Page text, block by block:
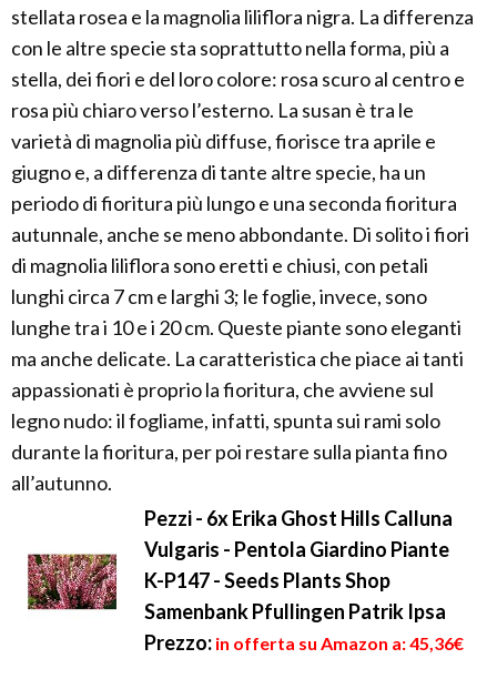
stellata rosea e la magnolia liliflora nigra. La differenza
con le altre specie sta soprattutto nella forma, più a
stella, dei fiori e del loro colore: rosa scuro al centro e
rosa più chiaro verso l’esterno. La susan è tra le
varietà di magnolia più diffuse, fiorisce tra aprile e
giugno e, a differenza di tante altre specie, ha un
periodo di fioritura più lungo e una seconda fioritura
autunnale, anche se meno abbondante. Di solito i fiori
di magnolia liliflora sono eretti e chiusi, con petali
lunghi circa 7 cm e larghi 3; le foglie, invece, sono
lunghe tra i 10 e i 20 cm. Queste piante sono eleganti
ma anche delicate. La caratteristica che piace ai tanti
appassionati è proprio la fioritura, che avviene sul
legno nudo: il fogliame, infatti, spunta sui rami solo
durante la fioritura, per poi restare sulla pianta fino
all’autunno.
Pezzi - 6x Erika Ghost Hills Calluna
Vulgaris - Pentola Giardino Piante
K-P147 - Seeds Plants Shop
Samenbank Pfullingen Patrik Ipsa
Prezzo: in offerta su Amazon a: 45,36€